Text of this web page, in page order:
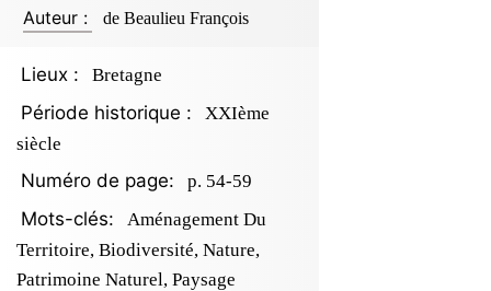
Auteur : de Beaulieu François
Lieux : Bretagne
Période historique :
XXIème
siècle
Numéro de page: p. 54-59
Mots-clés:
Aménagement Du
Territoire, Biodiversité, Nature,
Patrimoine Naturel, Paysage